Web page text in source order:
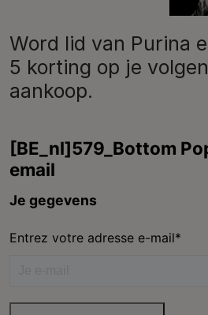
Word lid van Purina
5 korting op je
aankoop.
facebook